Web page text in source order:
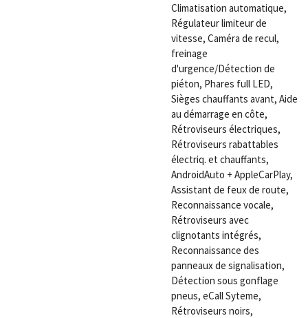
Climatisation automatique,
Régulateur limiteur de
vitesse, Caméra de recul,
freinage
d'urgence/Détection de
piéton, Phares full LED,
Sièges chauffants avant, Aide
au démarrage en côte,
Rétroviseurs électriques,
Rétroviseurs rabattables
électriq. et chauffants,
AndroidAuto + AppleCarPlay,
Assistant de feux de route,
Reconnaissance vocale,
Rétroviseurs avec
clignotants intégrés,
Reconnaissance des
panneaux de signalisation,
Détection sous gonflage
pneus, eCall Syteme,
Rétroviseurs noirs,